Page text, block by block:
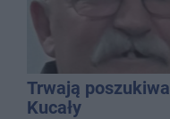
Trwają
Kucały